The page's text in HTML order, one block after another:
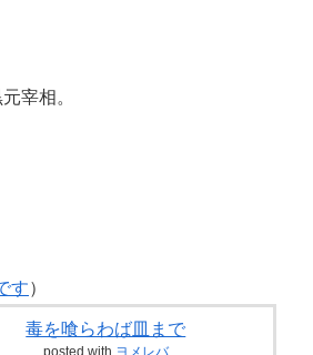
宰相。
す）
毒を喰らわば皿まで
posted with ヨメレバ